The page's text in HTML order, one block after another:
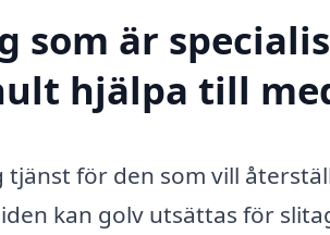
som är
hjälpa till
för den som vill
kan golv utsättas för